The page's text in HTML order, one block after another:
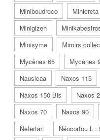
Miniboudreco
Minicreta
Minigizeh
Minisyme
Miroirs
Mycènes 65
Mycènes
Nausicaa
Naxos 115
Naxos 150 Bis
Naxos
Naxos 70
Naxos 90
Nefertari
Néocorfou L :